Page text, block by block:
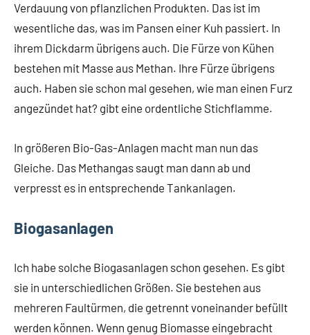
Verdauung von pflanzlichen Produkten. Das ist im
wesentliche das, was im Pansen einer Kuh passiert. In
ihrem Dickdarm übrigens auch. Die Fürze von Kühen
bestehen mit Masse aus Methan. Ihre Fürze übrigens
auch. Haben sie schon mal gesehen, wie man einen Furz
angezündet hat? gibt eine ordentliche Stichflamme.
In größeren Bio-Gas-Anlagen macht man nun das
Gleiche. Das Methangas saugt man dann ab und
verpresst es in entsprechende Tankanlagen.
Biogasanlagen
Ich habe solche Biogasanlagen schon gesehen. Es gibt
sie in unterschiedlichen Größen. Sie bestehen aus
mehreren Faultürmen, die getrennt voneinander befüllt
werden können. Wenn genug Biomasse eingebracht